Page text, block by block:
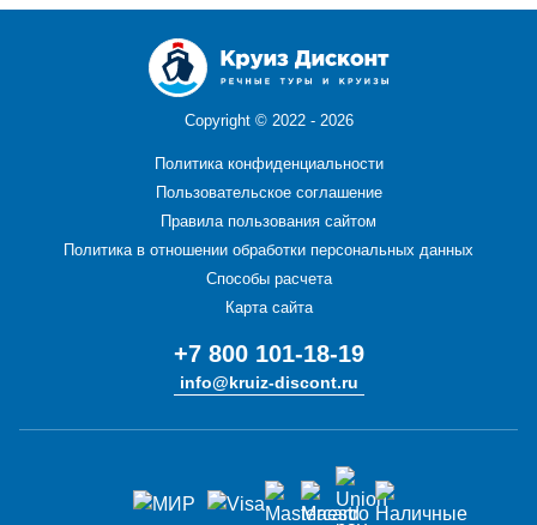
Copyright © 2022 - 2026
Политика конфиденциальности
Пользовательское соглашение
Правила пользования сайтом
Политика в отношении обработки персональных данных
Способы расчета
Карта сайта
+7 800 101-18-19
info@kruiz-discont.ru